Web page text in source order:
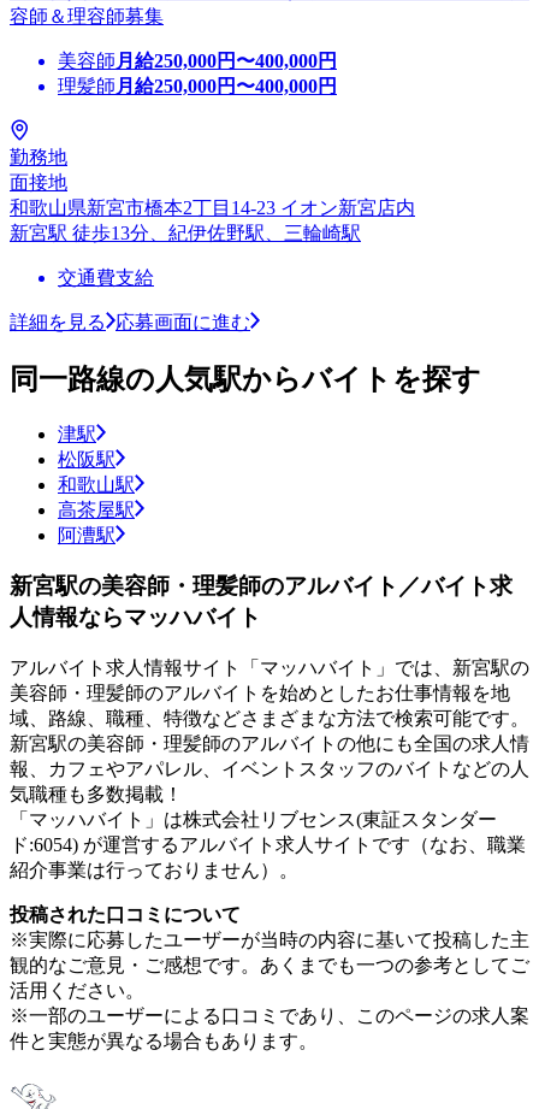
容師＆理容師募集
美容師 月給250,000円〜400,000円
理髪師 月給250,000円〜400,000円
勤務地
面接地
和歌山県新宮市橋本2丁目14-23 イオン新宮店内
新宮駅 徒歩13分、紀伊佐野駅、三輪崎駅
交通費支給
詳細を見る 応募画面に進む
同一路線の人気駅からバイトを探す
津駅
松阪駅
和歌山駅
高茶屋駅
阿漕駅
新宮駅の美容師・理髪師のアルバイト／バイト求
人情報ならマッハバイト
アルバイト求人情報サイト「マッハバイト」では、新宮駅の
美容師・理髪師のアルバイトを始めとしたお仕事情報を地
域、路線、職種、特徴などさまざまな方法で検索可能です。
新宮駅の美容師・理髪師のアルバイトの他にも全国の求人情
報、カフェやアパレル、イベントスタッフのバイトなどの人
気職種も多数掲載！
「マッハバイト」は株式会社リブセンス(東証スタンダー
ド:6054) が運営するアルバイト求人サイトです（なお、職業
紹介事業は行っておりません）。
投稿された口コミについて
※実際に応募したユーザーが当時の内容に基いて投稿した主
観的なご意見・ご感想です。あくまでも一つの参考としてご
活用ください。
※一部のユーザーによる口コミであり、このページの求人案
件と実態が異なる場合もあります。